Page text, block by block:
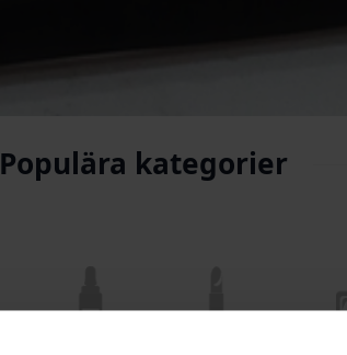
Populära kategorier